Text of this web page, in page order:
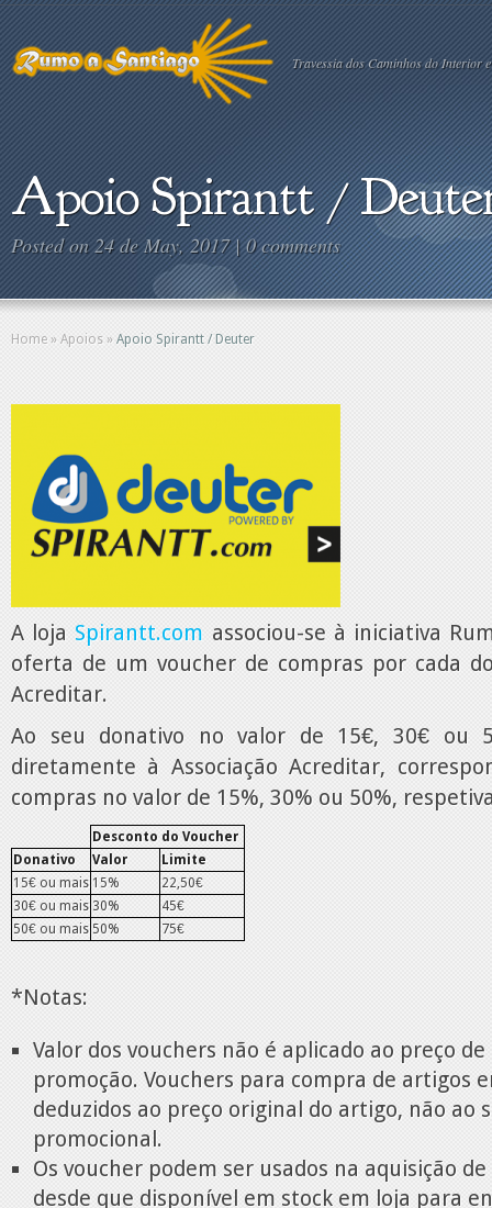
Travessia dos Caminhos do Interior
Apoio Spirantt /
Posted on 24 de May, 2017 |0 comments
Home » Apoios » Apoio Spirantt / Deuter
A loja Spirantt.com associou-se à iniciativa
oferta de um voucher de compras por cada
Acreditar.
Ao seu donativo no valor de 15€, 30€ ou
diretamente à Associação Acreditar,
compras no valor de 15%, 30% ou 50%,
Desconto do Voucher
Donativo
Valor
Limite
15€ ou mais 15%
22,50€
30€ ou mais 30%
45€
50€ ou mais 50% 75€
*Notas:
Valor dos vouchers não é aplicado ao preço
promoção. Vouchers para compra de artigos
deduzidos ao preço original do artigo, não ao
promocional.
Os voucher podem ser usados na aquisição
desde que disponível em stock em loja para